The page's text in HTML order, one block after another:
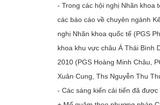
- Trong các hội nghị Nhãn khoa
các báo cáo về chuyên ngành
nghị Nhãn khoa quốc tế (PGS
khoa khu vực châu Á Thái Bình
2010 (PGS Hoàng Minh Châu,
Xuân Cung, Ths Nguyễn Thu
- Các sáng kiến cải tiến đã